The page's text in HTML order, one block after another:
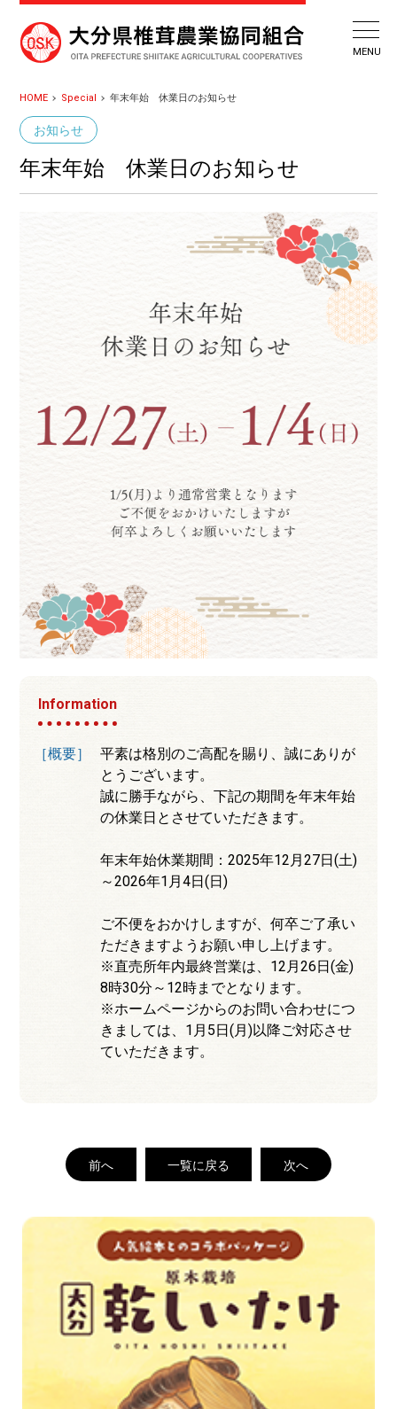
HOME Special 年末年始 休業日のお知らせ
お知らせ
年末年始 休業日のお知らせ
Information
［概要］
平素は格別のご高配を賜り、誠にありが
とうございます。
誠に勝手ながら、下記の期間を年末年始
の休業日とさせていただきます。
年末年始休業期間：2025年12月27日(土)
～2026年1月4日(日)
ご不便をおかけしますが、何卒ご了承い
ただきますようお願い申し上げます。
※直売所年内最終営業は、12月26日(金)
8時30分～12時までとなります。
※ホームページからのお問い合わせにつ
きましては、1月5日(月)以降ご対応させ
ていただきます。
前へ 一覧に戻る 次へ